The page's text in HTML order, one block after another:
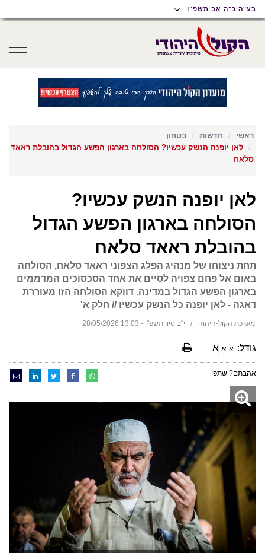
תפריט
נגישות
תפריט
ראשי
תוכן
ראשי
בע"ה כ"ה אב תשפ"ו
ראשי חדשות
בטחון
לאן יופנה הנשק עכשיו? הסולחה בארגון הפשע הגדול בהובלת ראאד
סלאח
לאן יופנה הנשק עכשיו?
הסולחה בארגון הפשע הגדול
בהובלת ראאד סלאח
תחת ניצוחו של מנהיג הפלג הצפוני ראאד סלאח, הסולחה
באום אל פחם צפויה לסיים את אחד הסכסוכים המדממים
בארגון הפשע הגדול במדינה. דווקא הסולחה הזו מעוררת
דאגה - לאן יופנה כל הנשק עכשיו // חלק א'
מערכת הקול-היהודי י"ב סיון תשפ"ו - 13:03 28/05/2026
גודל: א א א
אהבתם? שתפו